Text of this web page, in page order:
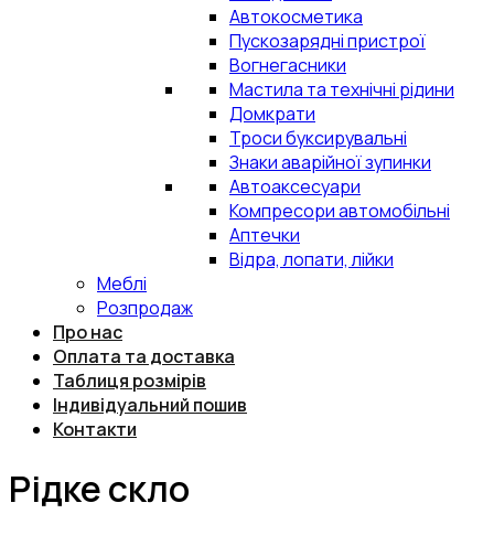
Автокосметика
Пускозарядні пристрої
Вогнегасники
Мастила та технічні рідини
Домкрати
Троси буксирувальні
Знаки аварійної зупинки
Автоаксесуари
Компресори автомобільні
Аптечки
Відра, лопати, лійки
Меблі
Розпродаж
Про нас
Оплата та доставка
Таблиця розмірів
Індивідуальний пошив
Контакти
Рідке скло